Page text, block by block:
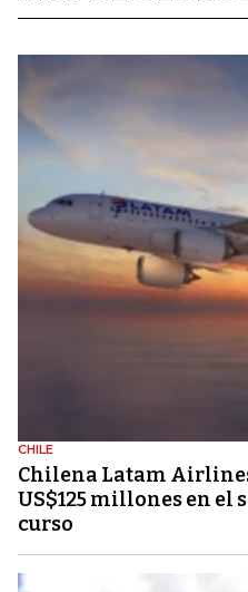
CHILE
Chilena Latam
US$125 millones en el
curso